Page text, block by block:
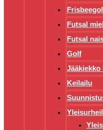
Futsal
Futsal
Golf
Jääkiekko
Keilailu